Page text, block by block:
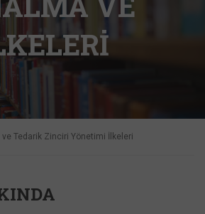
ve Tedarik Zinciri Yönetimi İlkeleri